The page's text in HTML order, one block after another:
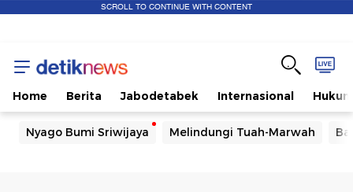
SCROLL TO CONTINUE WITH CONTENT
Home Berita Jabodetabek Internasional Hukum
Nyago Bumi Sriwijaya Melindungi Tuah-Marwah